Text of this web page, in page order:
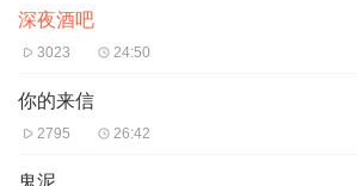
深夜酒吧
3023 24:50
你的来信
2795 26:42
鬼泥